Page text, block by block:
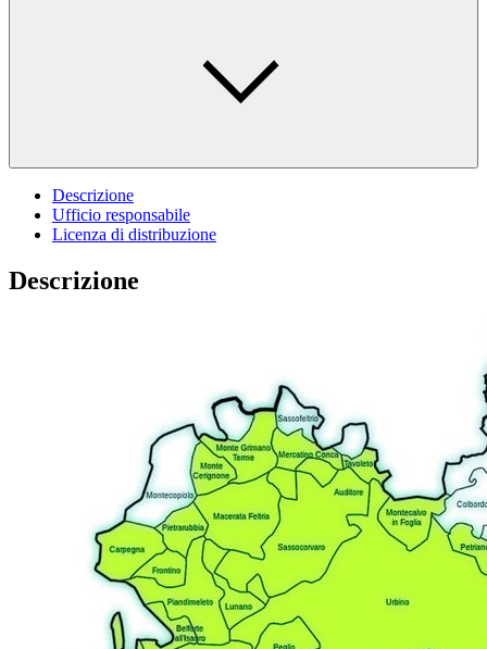
Descrizione
Ufficio responsabile
Licenza di distribuzione
Descrizione